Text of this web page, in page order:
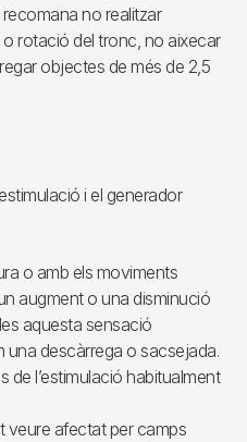
recomana no realitzar
rotació del tronc, no aixecar
objectes de més de 2,5
i el generador
o amb els moviments
augment o una disminució
aquesta sensació
una descàrrega o sacsejada.
de l’estimulació habitualment
veure afectat per camps